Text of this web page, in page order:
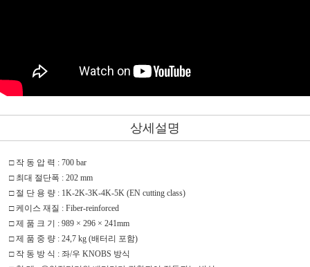
상세설명
□ 작 동 압 력 : 700 bar
□ 최대 절단폭 : 202 mm
□ 절 단 용 량 : 1K-2K-3K-4K-5K (EN cutting class)
□케이스 재질 : Fiber-reinforced
□제 품 크 기 : 989 × 296 × 241mm
□제 품 중 량 : 24,7 kg (배터리 포함)
□ 작 동 방 식 :좌/우KNOBS 방식